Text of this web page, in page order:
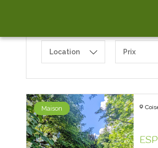
Location Prix
Maison